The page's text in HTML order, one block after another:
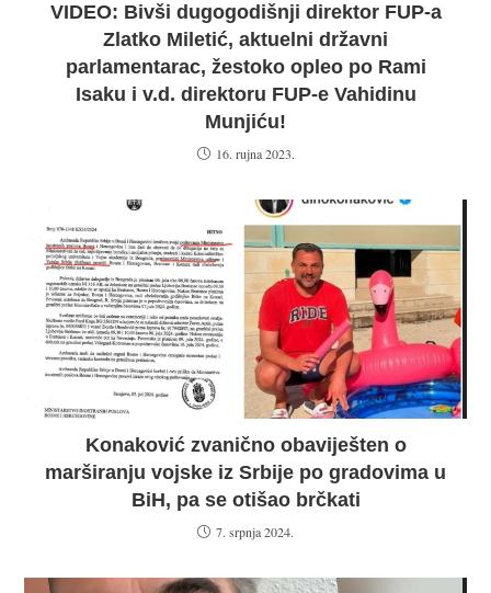
VIDEO: Bivši dugogodišnji direktor FUP-a
Zlatko Miletić, aktuelni državni
parlamentarac, žestoko opleo po Rami
Isaku i v.d. direktoru FUP-e Vahidinu
Munjiću!
16. rujna 2023.
Konaković zvanično obaviješten o
marširanju vojske iz Srbije po gradovima u
BiH, pa se otišao brčkati
7. srpnja 2024.